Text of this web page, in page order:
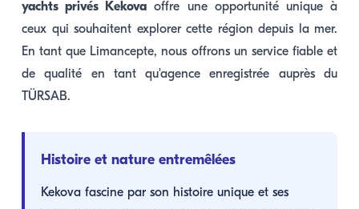
yachts privés Kekova offre une opportunité unique à
ceux qui souhaitent explorer cette région depuis la mer.
En tant que Limancepte, nous offrons un service fiable et
de qualité en tant qu'agence enregistrée auprès du
TÜRSAB.
Histoire et nature entremêlées
Kekova fascine par son histoire unique et ses